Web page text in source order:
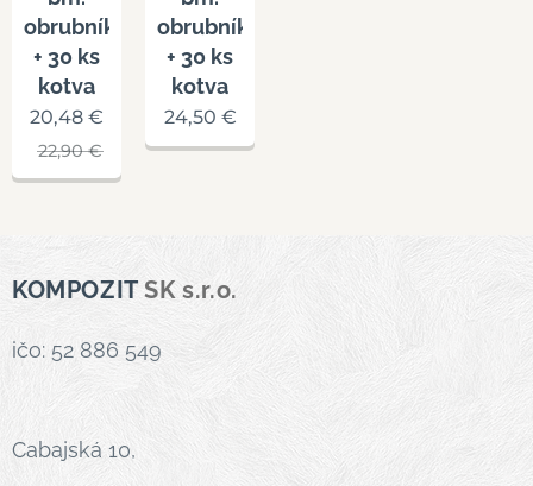
obrubník
+ 30 ks
kotva
20,48 €
22,90€
obrubník
+ 30 ks
kotva
24,50 €
KOMPOZITSK s.r.o.
ičo: 52 886 549
Cabajská 10,